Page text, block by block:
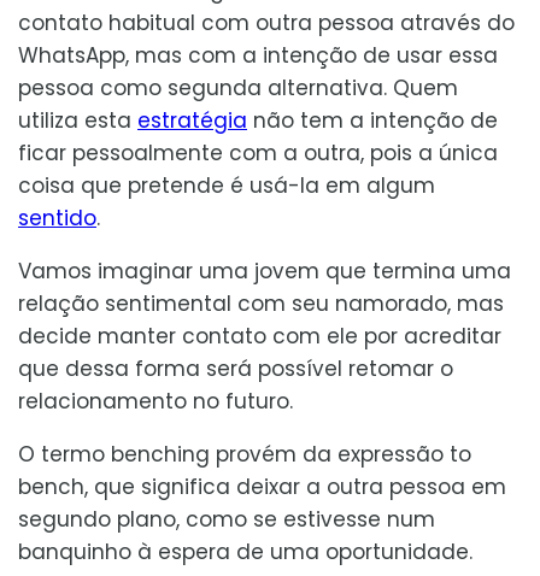
contato habitual com outra pessoa através do
WhatsApp, mas com a intenção de usar essa
pessoa como segunda alternativa. Quem
utiliza esta estratégia não tem a intenção de
ficar pessoalmente com a outra, pois a única
coisa que pretende é usá-la em algum
sentido.
Vamos imaginar uma jovem que termina uma
relação sentimental com seu namorado, mas
decide manter contato com ele por acreditar
que dessa forma será possível retomar o
relacionamento no futuro.
O termo benching provém da expressão to
bench, que significa deixar a outra pessoa em
segundo plano, como se estivesse num
banquinho à espera de uma oportunidade.